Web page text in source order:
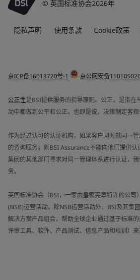
© 英国标准协会2026年
隐私声明 使用条款 Cookie政策
京ICP备16013720号-1 京公网安备
公正性是BSI提供服务的指导原则。公正，是指在
动中都做到公平和公正。也即是说，决策制定客
作为经过认可的认证机构，如果客户同时就同一
的咨询服务，则BSI Assurance不能向他们提供
集团的其他部门寻求对同一管理体系进行认证，
务。
英国标准协会（BSI，一家由皇家宪章特许的公司
(NSB)运营活动。除NSB运营活动外，BSI及其集
解决方案产品组合，帮助全球企业通过基于标准
评审工具、软件、产品测试、信息产品和培训）来